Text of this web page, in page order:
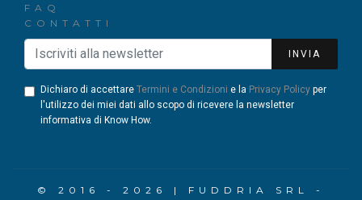
FAQ
CONTATTI
INVIA
Dichiaro di accettare Termini e Condizioni e la Privacy Policy per
l'utilizzo dei miei dati allo scopo di ricevere la newsletter
informativa di Know How.
© 2016 - 2026 | FUDDRIA SRL -